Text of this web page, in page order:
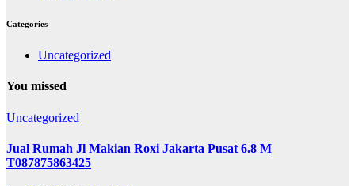
Categories
Uncategorized
You missed
Uncategorized
Jual Rumah Jl Makian Roxi Jakarta Pusat 6.8 M
T087875863425